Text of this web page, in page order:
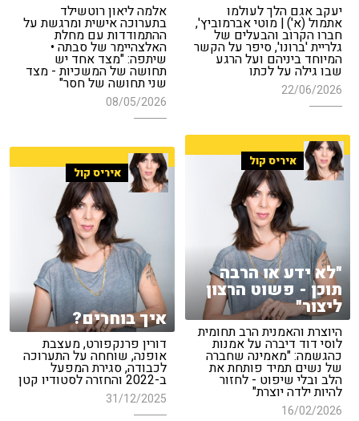
יעקב אגם הלך לעולמו
אתמול (א') | מוטי אברמוביץ',
חברו הקרוב והבעלים של
גלריית 'ברונו', סיפר על הקשר
המיוחד ביניהם ועל הרגע
שבו גילה על לכתו
22/06/2026
אלמה ליאון רוטשילד
בתערוכה אישית ומרגשת על
ההתמודדות עם מחלת
האלצהיימר של סבתה •
שיתפה: "מצד אחד יש
תחושה של המשכיות - מצד
שני תחושה של חסר"
08/05/2026
איריס קול
"לא ידע או הרבה
תוכן - פשוט הרצון
ליצור"
היוצרת והאמנית הרב תחומית
לוסי דוד דיברה על אמנות
כהגשמה: "מאמינה שחברה
של נשים תמיד פותחת את
הלב ובלי שיפוט - לחזור
להיות ילדה יוצרת"
16/02/2026
איריס קול
איך בוחרים?
דורין פרנקפורט, מעצבת
אופנה, שוחחה על התערוכה
לכבודה, סגירת המפעל
ב-2022 והחזרה לסטודיו קטן
31/12/2025